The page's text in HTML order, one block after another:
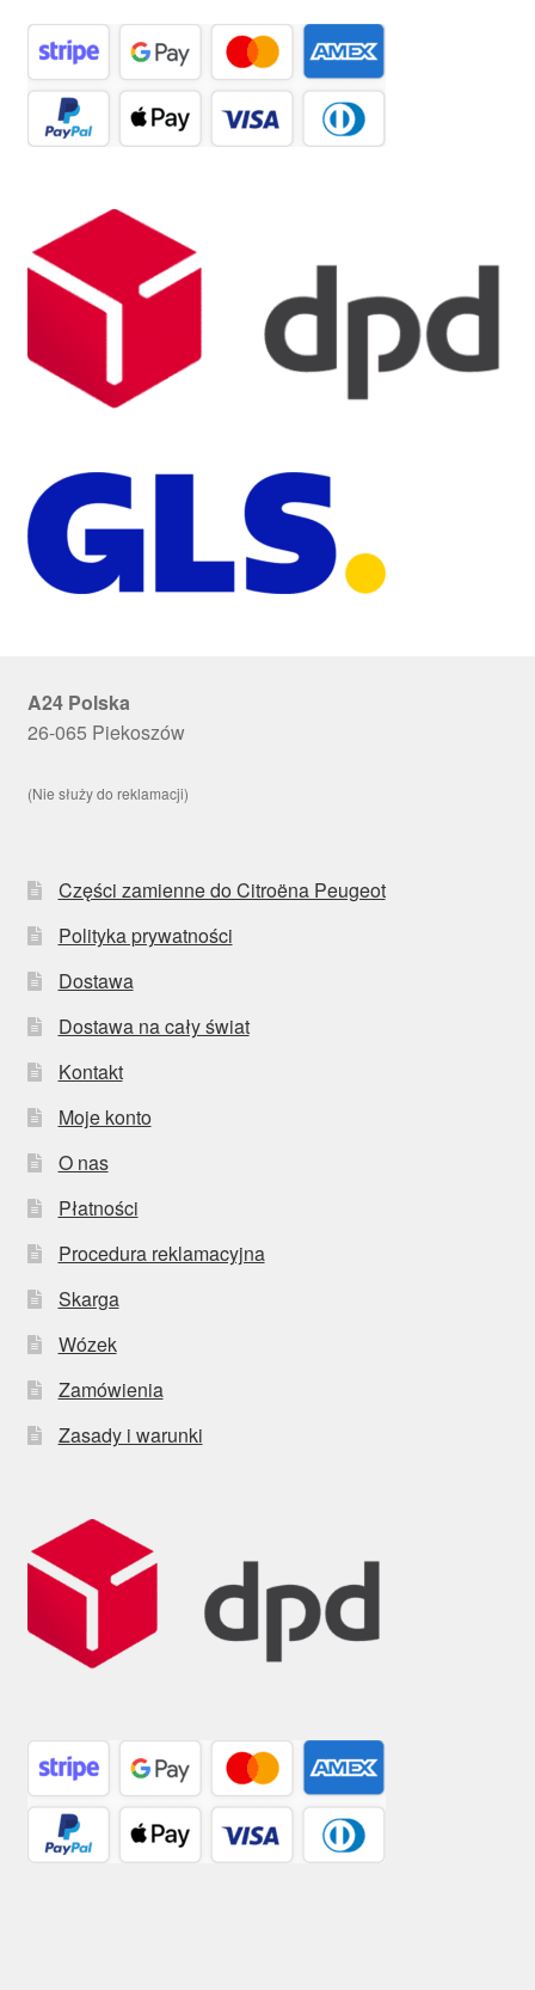
A24 Polska
26-065 Piekoszów
(Nie służy do reklamacji)
Części zamienne do Citroëna Peugeot
Polityka prywatności
Dostawa
Dostawa na cały świat
Kontakt
Moje konto
O nas
Płatności
Procedura reklamacyjna
Skarga
Wózek
Zamówienia
Zasady i warunki